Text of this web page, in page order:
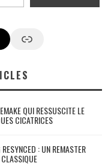
Google News
QUI RESSUSCITE LE
CICATRICES
: UN REMASTER